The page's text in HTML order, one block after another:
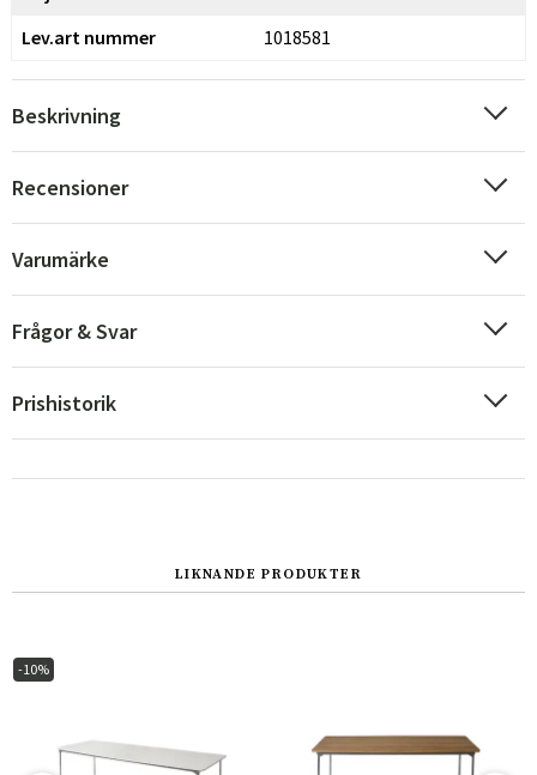
Sverige
Danmark
Lev.art nummer
1018581
Beskrivning
Recensioner
Varumärke
Frågor & Svar
Prishistorik
LIKNANDE PRODUKTER
-10%